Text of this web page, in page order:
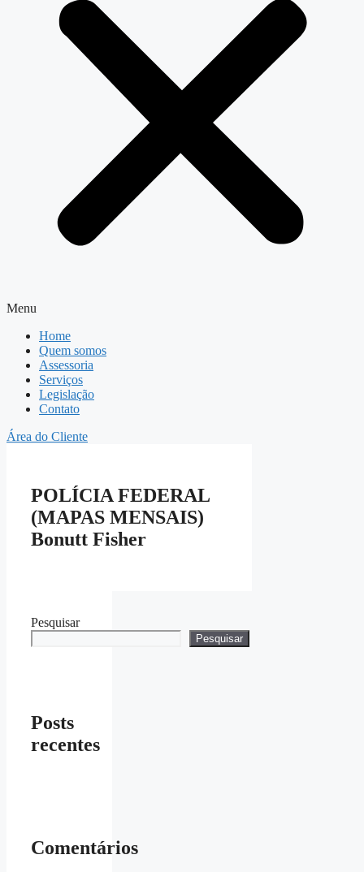
Menu
Home
Quem somos
Assessoria
Serviços
Legislação
Contato
Área do Cliente
POLÍCIA FEDERAL
(MAPAS MENSAIS)
Bonutt Fisher
Pesquisar
Pesquisar
Posts
recentes
Comentários